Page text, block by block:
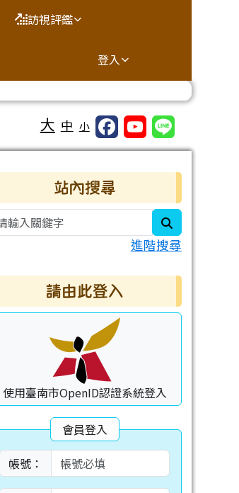
訪視評鑑
登入
大 中 小
邊區域內容
站內搜尋
進階搜尋
請由此登入
使用臺南市OpenID認證系統登入
會員登入
帳號：